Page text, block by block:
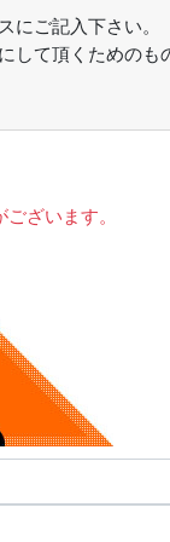
にご記入下さい。
して頂くためのも
ざいます。